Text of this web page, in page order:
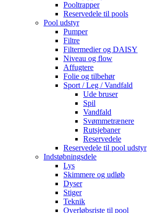
Pooltrapper
Reservedele til pools
Pool udstyr
Pumper
Filtre
Filtermedier og DAISY
Niveau og flow
Affugtere
Folie og tilbehør
Sport / Leg / Vandfald
Ude bruser
Spil
Vandfald
Svømmetrænere
Rutsjebaner
Reservedele
Reservedele til pool udstyr
Indstøbningsdele
Lys
Skimmere og udløb
Dyser
Stiger
Teknik
Overløbsriste til pool